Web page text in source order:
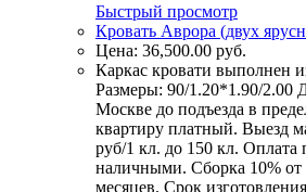
Быстрый просмотр
Кровать Аврора (двух
Цена: 36,500.00 руб.
Каркас кровати выполнен
Размеры: 90/1.20*1.90/2.00
Москве до подъезда в
квартиру платный.
руб/1 кл. до 150 кл. Оплата
наличными. Сборка 10% от
месяцев. Срок